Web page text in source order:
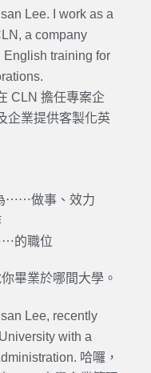
Lee. I work as a
a company
training for
CLN 擔任專案企
企業提供客製化英
⋯⋯做事、效力
的職位
畢業於哪間大學。
Lee, recently
with a
哈囉，